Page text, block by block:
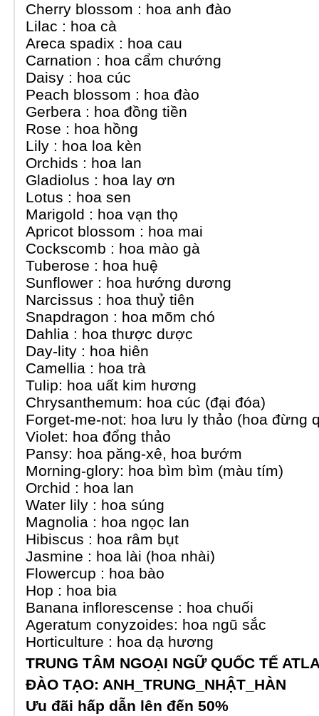
Cherry blossom : hoa anh đào
Lilac : hoa cà
Areca spadix : hoa cau
Carnation : hoa cẩm chướng
Daisy : hoa cúc
Peach blossom : hoa đào
Gerbera : hoa đồng tiền
Rose : hoa hồng
Lily : hoa loa kèn
Orchids : hoa lan
Gladiolus : hoa lay ơn
Lotus : hoa sen
Marigold : hoa vạn thọ
Apricot blossom : hoa mai
Cockscomb : hoa mào gà
Tuberose : hoa huệ
Sunflower : hoa hướng dương
Narcissus : hoa thuỷ tiên
Snapdragon : hoa mõm chó
Dahlia : hoa thược dược
Day-lity : hoa hiên
Camellia : hoa trà
Tulip: hoa uất kim hương
Chrysanthemum: hoa cúc (đại đóa)
Forget-me-not: hoa lưu ly thảo (hoa đừng
Violet: hoa đổng thảo
Pansy: hoa păng-xê, hoa bướm
Morning-glory: hoa bìm bìm (màu tím)
Orchid : hoa lan
Water lily : hoa súng
Magnolia : hoa ngọc lan
Hibiscus : hoa râm bụt
Jasmine : hoa lài (hoa nhài)
Flowercup : hoa bào
Hop : hoa bia
Banana inflorescense : hoa chuối
Ageratum conyzoides: hoa ngũ sắc
Horticulture : hoa dạ hương
TRUNG TÂM NGOẠI NGỮ QUỐC TẾ
ĐÀO TẠO: ANH_TRUNG_NHẬT_HÀN
Ưu đãi hấp dẫn lên đến 50%